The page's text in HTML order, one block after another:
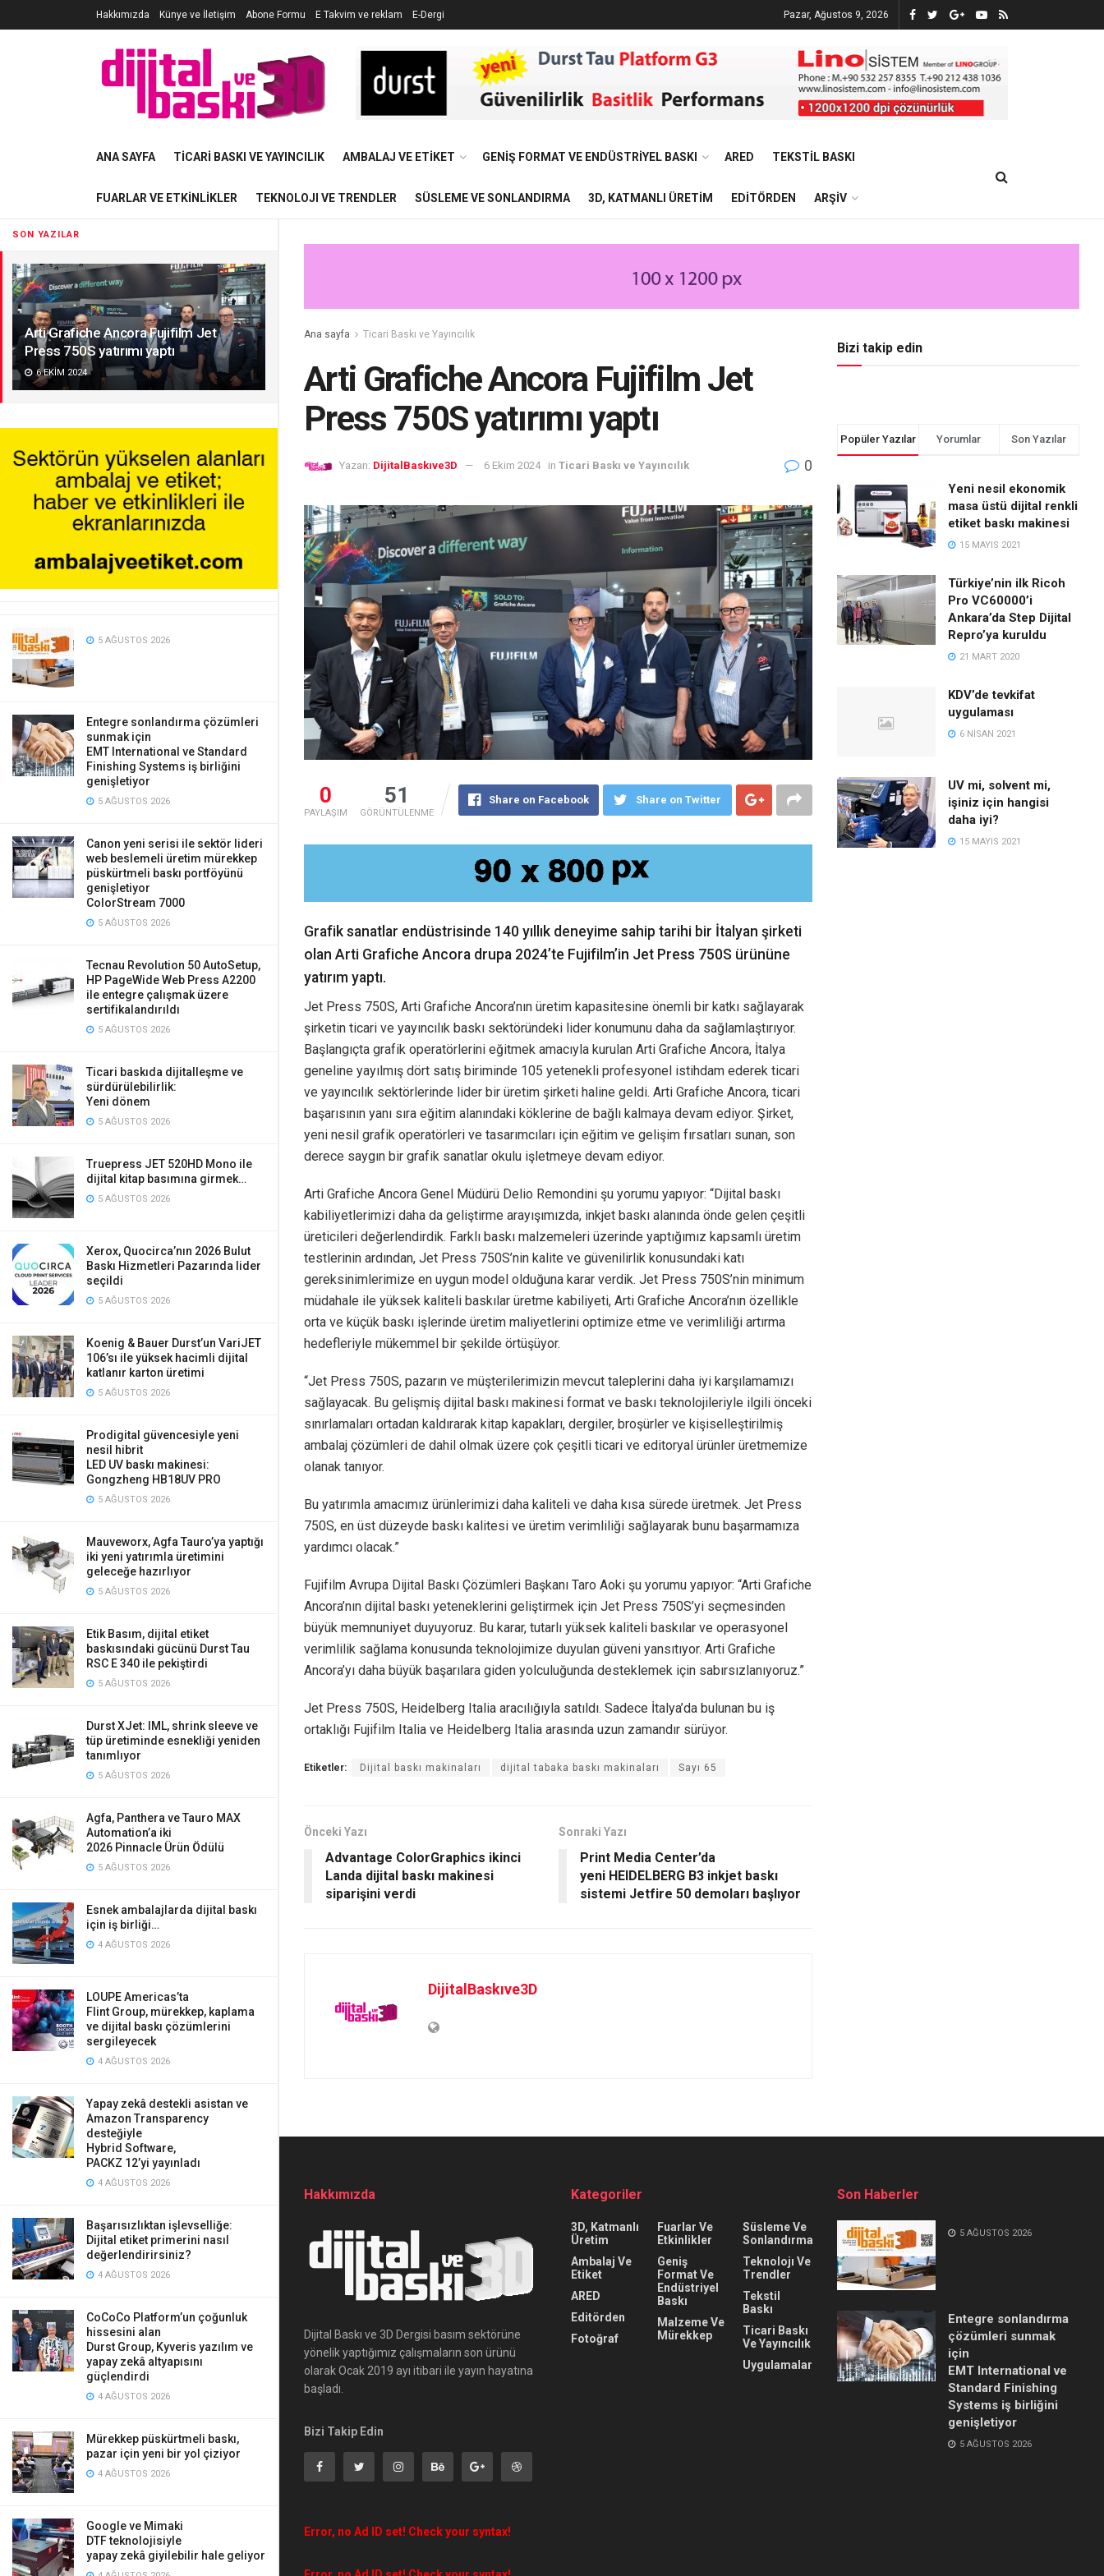
SON YAZILAR
Arti Grafiche Ancora Fujifilm Jet
Press 750S yatırımı yaptı
6 EKIM 2024
5 AĞUSTOS 2026
Entegre sonlandırma çözümleri
sunmak için
EMT International ve Standard
Finishing Systems iş birliğini
genişletiyor
5 AĞUSTOS 2026
Canon yeni serisi ile sektör lideri
web beslemeli üretim mürekkep
püskürtmeli baskı portföyünü
genişletiyor
ColorStream 7000
5 AĞUSTOS 2026
Tecnau Revolution 50 AutoSetup,
HP PageWide Web Press A2200
ile entegre çalışmak üzere
sertifikalandırıldı
5 AĞUSTOS 2026
Ticari baskıda dijitalleşme ve
sürdürülebilirlik:
Yeni dönem
5 AĞUSTOS 2026
Truepress JET 520HD Mono ile
dijital kitap basımına girmek…
5 AĞUSTOS 2026
Xerox, Quocirca’nın 2026 Bulut
Baskı Hizmetleri Pazarında lider
seçildi
5 AĞUSTOS 2026
Koenig & Bauer Durst’un VariJET
106’sı ile yüksek hacimli dijital
katlanır karton üretimi
5 AĞUSTOS 2026
Prodigital güvencesiyle yeni
nesil hibrit
LED UV baskı makinesi:
Gongzheng HB18UV PRO
5 AĞUSTOS 2026
Mauveworx, Agfa Tauro’ya yaptığı
iki yeni yatırımla üretimini
geleceğe hazırlıyor
5 AĞUSTOS 2026
Etik Basım, dijital etiket
baskısındaki gücünü Durst Tau
RSC E 340 ile pekiştirdi
5 AĞUSTOS 2026
Durst XJet: IML, shrink sleeve ve
tüp üretiminde esnekliği yeniden
tanımlıyor
5 AĞUSTOS 2026
Agfa, Panthera ve Tauro MAX
Automation’a iki
2026 Pinnacle Ürün Ödülü
5 AĞUSTOS 2026
Esnek ambalajlarda dijital baskı
için iş birliği…
4 AĞUSTOS 2026
LOUPE Americas’ta
Flint Group, mürekkep, kaplama
ve dijital baskı çözümlerini
sergileyecek
4 AĞUSTOS 2026
Yapay zekâ destekli asistan ve
Amazon Transparency
desteğiyle
Hybrid Software,
PACKZ 12’yi yayınladı
4 AĞUSTOS 2026
Başarısızlıktan işlevselliğe:
Dijital etiket primerini nasıl
değerlendirirsiniz?
4 AĞUSTOS 2026
CoCoCo Platform’un çoğunluk
hissesini alan
Durst Group, Kyveris yazılım ve
yapay zekâ altyapısını
güçlendirdi
4 AĞUSTOS 2026
Mürekkep püskürtmeli baskı,
pazar için yeni bir yol çiziyor
4 AĞUSTOS 2026
Google ve Mimaki
DTF teknolojisiyle
yapay zekâ giyilebilir hale geliyor
Hakkımızda Künye ve İletişim Abone Formu E Takvim ve reklam E-Dergi Pazar, Ağustos 9, 2026
ANA SAYFA TICARI BASKI VE YAYINCILIK AMBALAJ VE ETIKET GENIŞ FORMAT VE ENDÜSTRIYEL BASKI ARED TEKSTIL BASKI
FUARLAR VE ETKINLIKLER TEKNOLOJI VE TRENDLER SÜSLEME VE SONLANDIRMA 3D, KATMANLI ÜRETIM EDITÖRDEN ARŞIV
Ana sayfa Ticari Baskı ve Yayıncılık
Arti Grafiche Ancora Fujifilm Jet
Press 750S yatırımı yaptı
Yazan: DijitalBaskıve3D 6 Ekim 2024 in Ticari Baskı ve Yayıncılık 0
0
PAYLAŞIM
51
GÖRÜNTÜLENME
Share on Facebook Share on Twitter
Grafik sanatlar endüstrisinde 140 yıllık deneyime sahip tarihi bir İtalyan şirketi
olan Arti Grafiche Ancora drupa 2024’te Fujifilm’in Jet Press 750S ürününe
yatırım yaptı.
Jet Press 750S, Arti Grafiche Ancora’nın üretim kapasitesine önemli bir katkı sağlayarak
şirketin ticari ve yayıncılık baskı sektöründeki lider konumunu daha da sağlamlaştırıyor.
Başlangıçta grafik operatörlerini eğitmek amacıyla kurulan Arti Grafiche Ancora, İtalya
geneline yayılmış dört satış biriminde 105 yetenekli profesyonel istihdam ederek ticari
ve yayıncılık sektörlerinde lider bir üretim şirketi haline geldi. Arti Grafiche Ancora, ticari
başarısının yanı sıra eğitim alanındaki köklerine de bağlı kalmaya devam ediyor. Şirket,
yeni nesil grafik operatörleri ve tasarımcıları için eğitim ve gelişim fırsatları sunan, son
derece saygın bir grafik sanatlar okulu işletmeye devam ediyor.
Arti Grafiche Ancora Genel Müdürü Delio Remondini şu yorumu yapıyor: “Dijital baskı
kabiliyetlerimizi daha da geliştirme arayışımızda, inkjet baskı alanında önde gelen çeşitli
üreticileri değerlendirdik. Farklı baskı malzemeleri üzerinde yaptığımız kapsamlı üretim
testlerinin ardından, Jet Press 750S’nin kalite ve güvenilirlik konusundaki katı
gereksinimlerimize en uygun model olduğuna karar verdik. Jet Press 750S’nin minimum
müdahale ile yüksek kaliteli baskılar üretme kabiliyeti, Arti Grafiche Ancora’nın özellikle
orta ve küçük baskı işlerinde üretim maliyetlerini optimize etme ve verimliliği artırma
hedefleriyle mükemmel bir şekilde örtüşüyor.
“Jet Press 750S, pazarın ve müşterilerimizin mevcut taleplerini daha iyi karşılamamızı
sağlayacak. Bu gelişmiş dijital baskı makinesi format ve baskı teknolojileriyle ilgili önceki
sınırlamaları ortadan kaldırarak kitap kapakları, dergiler, broşürler ve kişiselleştirilmiş
ambalaj çözümleri de dahil olmak üzere çok çeşitli ticari ve editoryal ürünler üretmemize
olanak tanıyor.
Bu yatırımla amacımız ürünlerimizi daha kaliteli ve daha kısa sürede üretmek. Jet Press
750S, en üst düzeyde baskı kalitesi ve üretim verimliliği sağlayarak bunu başarmamıza
yardımcı olacak.”
Fujifilm Avrupa Dijital Baskı Çözümleri Başkanı Taro Aoki şu yorumu yapıyor: “Arti Grafiche
Ancora’nın dijital baskı yeteneklerini geliştirmek için Jet Press 750S’yi seçmesinden
büyük memnuniyet duyuyoruz. Bu karar, tutarlı yüksek kaliteli baskılar ve operasyonel
verimlilik sağlama konusunda teknolojimize duyulan güveni yansıtıyor. Arti Grafiche
Ancora’yı daha büyük başarılara giden yolculuğunda desteklemek için sabırsızlanıyoruz.”
Jet Press 750S, Heidelberg Italia aracılığıyla satıldı. Sadece İtalya’da bulunan bu iş
ortaklığı Fujifilm Italia ve Heidelberg Italia arasında uzun zamandır sürüyor.
Etiketler: Dijital baskı makinaları dijital tabaka baskı makinaları Sayı 65
Önceki Yazı
Advantage ColorGraphics ikinci
Landa dijital baskı makinesi
siparişini verdi
Sonraki Yazı
Print Media Center’da
yeni HEIDELBERG B3 inkjet baskı
sistemi Jetfire 50 demoları başlıyor
DijitalBaskıve3D
Bizi takip edin
Popüler Yazılar Yorumlar Son Yazılar
Yeni nesil ekonomik
masa üstü dijital renkli
etiket baskı makinesi
15 MAYIS 2021
Türkiye’nin ilk Ricoh
Pro VC60000’i
Ankara’da Step Dijital
Repro’ya kuruldu
21 MART 2020
KDV’de tevkifat
uygulaması
6 NISAN 2021
UV mi, solvent mi,
işiniz için hangisi
daha iyi?
15 MAYIS 2021
Hakkımızda
Dijital Baskı ve 3D Dergisi basım sektörüne
yönelik yaptığımız çalışmaların son ürünü
olarak Ocak 2019 ayı itibari ile yayın hayatına
başladı.
Bizi Takip Edin
Error, no Ad ID set! Check your syntax!
Kategoriler
3D, Katmanlı
Üretim
Ambalaj Ve
Etiket
ARED
Editörden
Fotoğraf
Fuarlar Ve
Etkinlikler
Geniş
Format Ve
Endüstriyel
Baskı
Malzeme Ve
Mürekkep
Süsleme Ve
Sonlandırma
Teknolojı Ve
Trendler
Tekstil
Baskı
Ticari Baskı
Ve Yayıncılık
Uygulamalar
Son Haberler
5 AĞUSTOS 2026
Entegre sonlandırma
çözümleri sunmak
için
EMT International ve
Standard Finishing
Systems iş birliğini
genişletiyor
5 AĞUSTOS 2026